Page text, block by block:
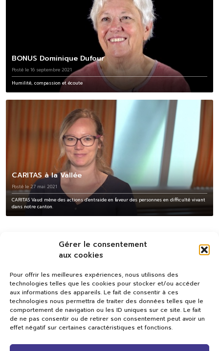
Gérer le consentement
aux cookies
Pour offrir les meilleures expériences, nous utilisons des
technologies telles que les cookies pour stocker et/ou accéder
aux informations des appareils. Le fait de consentir à ces
technologies nous permettra de traiter des données telles que le
comportement de navigation ou les ID uniques sur ce site. Le fait
de ne pas consentir ou de retirer son consentement peut avoir un
effet négatif sur certaines caractéristiques et fonctions.
BONUS Dominique Dufour
Posté le 16 septembre 2021
Humilité, compassion et écoute
CARITAS à la Vallée
Posté le 27 mai 2021
CARITAS Vaud mène des actions d'entraide en faveur des personnes en difficulté vivant
dans notre canton.
Val TV